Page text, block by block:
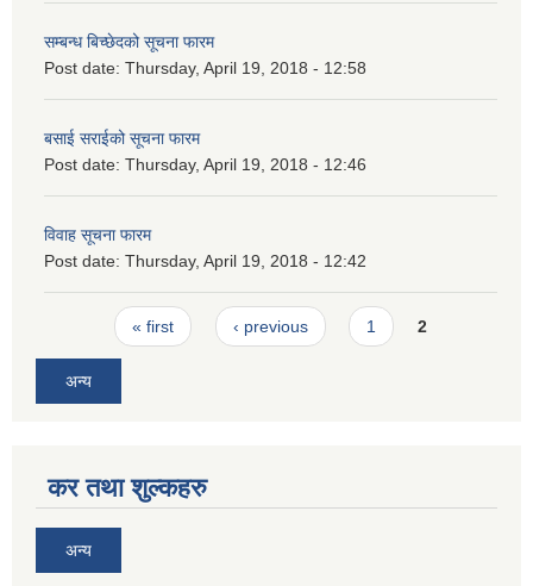
सम्बन्ध बिच्छेदको सूचना फारम
Post date: Thursday, April 19, 2018 - 12:58
बसाई सराईको सूचना फारम
Post date: Thursday, April 19, 2018 - 12:46
विवाह सूचना फारम
Post date: Thursday, April 19, 2018 - 12:42
Pages« first ‹ previous 1 2
अन्य
कर तथा शुल्कहरु
अन्य